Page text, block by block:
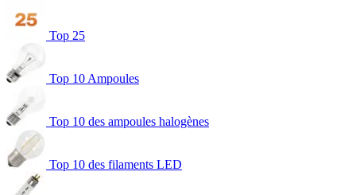
Top 25
Top 10 Ampoules
Top 10 des ampoules halogènes
Top 10 des filaments LED